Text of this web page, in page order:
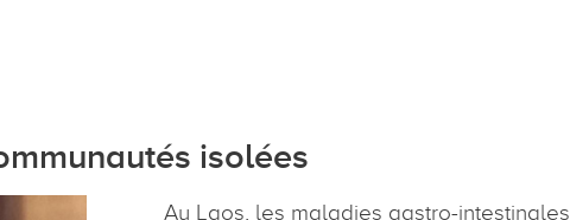
isolées
Au Laos, les maladies gastro-intestinales